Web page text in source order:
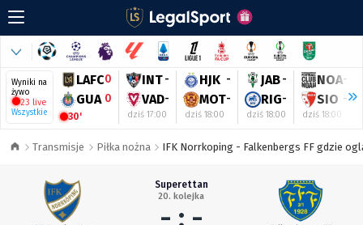
Wyniki na
żywo
23 live
Wszystkie
LAFC0
GUA 0
30'
INT-
VAD-
dziś 17:00
HJK -
MOT-
dziś 18:00
JAB-
RIG-
dziś 18:00
NOA-
SIO -
dziś 18:00
Transmisje Piłka nożna IFK Norrkoping - Falkenbergs FF gdzie
Superettan
20. kolejka
- : -